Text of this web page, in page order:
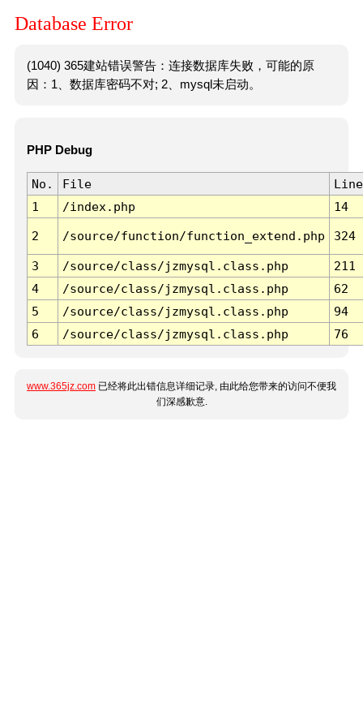
Database Error
(1040) 365建站错误警告：连接数据库失败，可能的原
因：1、数据库密码不对; 2、mysql未启动。
PHP Debug
No. File
Line
1
/index.php 14
2 /source/function/function_extend.php 324
3 /source/class/jzmysql.class.php
211
4
/source/class/jzmysql.class.php
62
5
/source/class/jzmysql.class.php
94
6
/source/class/jzmysql.class.php 76
www.365jz.com 已经将此出错信息详细记录, 由此给您带来的访问不便我
们深感歉意.